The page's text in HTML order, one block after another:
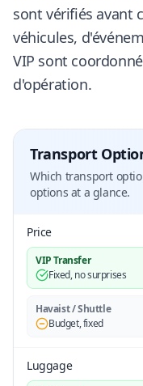
sont vérifiés avant
véhicules,
VIP sont
d'opération.
Transport
Which transport
options at a glance.
Price
VIP Transfer
Fixed, no surprises
Havaist / Shuttle
Budget, fixed
Luggage